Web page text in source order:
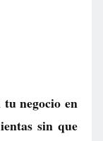
negocio en
sin que